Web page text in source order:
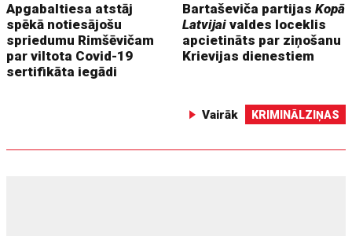
Apgabaltiesa atstāj
spēkā notiesājošu
spriedumu Rimšēvičam
par viltota Covid-19
sertifikāta iegādi
Bartaševiča partijasKopā
Latvijai valdes loceklis
apcietināts par ziņošanu
Krievijas dienestiem
Vairāk KRIMINĀLZIŅAS